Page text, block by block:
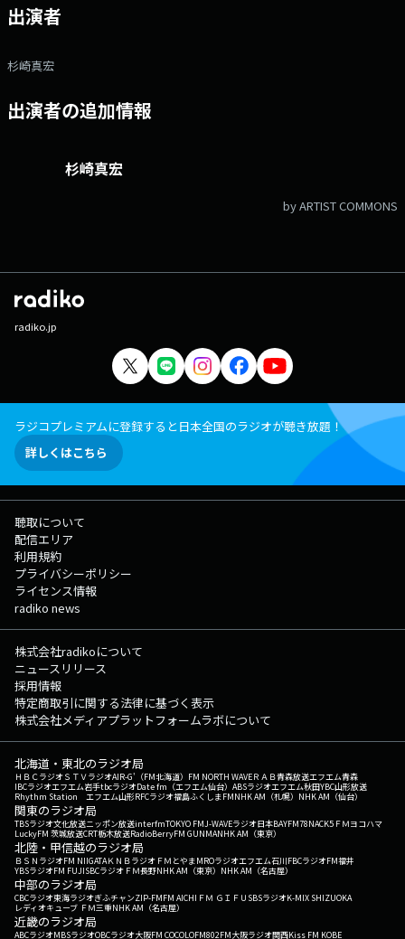
「#jfn_hop」 Xアカウントは「@jfn_hhp」
出演者
杉崎真宏
出演者の追加情報
杉崎真宏
by ARTIST COMMONS
radiko.jp
ラジコプレミアムに登録すると日本全国のラジオが聴き放題！
詳しくはこちら
聴取について
配信エリア
利用規約
プライバシーポリシー
ライセンス情報
radiko news
株式会社radikoについて
ニュースリリース
採用情報
特定商取引に関する法律に基づく表示
株式会社メディアプラットフォームラボについて
北海道・東北のラジオ局
ＨＢＣラジオＳＴＶラジオAIR-G'（FM北海道） FM NORTH WAVEＲＡＢ青森放送エフエム青森
IBCラジオエフエム岩手tbcラジオDate fm（エフエム仙台） ABSラジオエフエム秋田YBC山形放送
Rhythm Station エフエム山形RFCラジオ福島ふくしまFMNHK AM（札幌） NHK AM（仙台）
関東のラジオ局
TBSラジオ文化放送ニッポン放送interfmTOKYO FMJ-WAVEラジオ日本BAYFM78NACK5 ＦＭヨコハマ
LuckyFM 茨城放送CRT栃木放送RadioBerryFM GUNMANHK AM（東京）
北陸・甲信越のラジオ局
ＢＳＮラジオFM NIIGATAＫＮＢラジオ ＦＭとやまMROラジオエフエム石川FBCラジオFM福井
YBSラジオFM FUJISBCラジオ ＦＭ長野NHK AM（東京） NHK AM（名古屋）
中部のラジオ局
CBCラジオ東海ラジオぎふチャンZIP-FMFM AICHI ＦＭ ＧＩＦＵ SBSラジオK-MIX SHIZUOKA
レディオキューブ ＦＭ三重NHK AM（名古屋）
近畿のラジオ局
ABCラジオMBSラジオOBCラジオ大阪FM COCOLOFM802FM大阪ラジオ関西Kiss FM KOBE